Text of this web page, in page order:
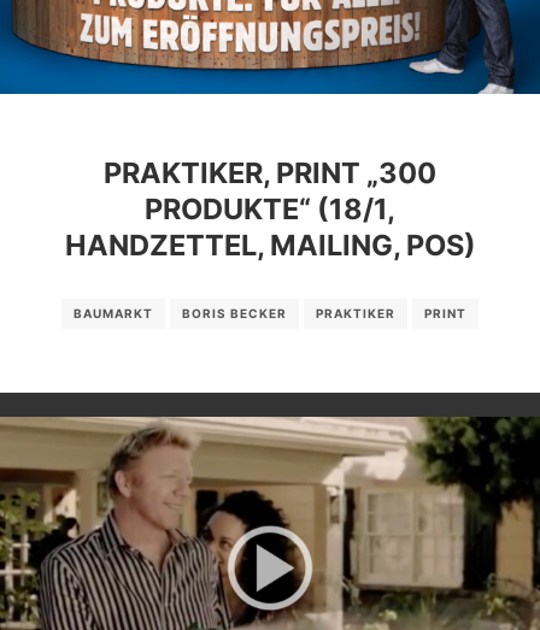
PRAKTIKER, PRINT „300
PRODUKTE“ (18/1,
HANDZETTEL, MAILING, POS)
BAUMARKT BORIS BECKER PRAKTIKER PRINT